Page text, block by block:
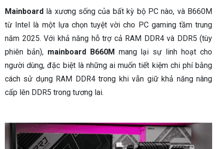
Mainboard là xương sống của bất kỳ bộ PC nào, và B660M
từ Intel là một lựa chọn tuyệt vời cho PC gaming tầm trung
năm 2025. Với khả năng hỗ trợ cả RAM DDR4 và DDR5 (tùy
phiên bản), mainboard B660M mang lại sự linh hoạt cho
người dùng, đặc biệt là những ai muốn tiết kiệm chi phí bằng
cách sử dụng RAM DDR4 trong khi vẫn giữ khả năng nâng
cấp lên DDR5 trong tương lai.